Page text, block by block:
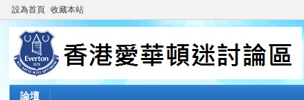
設為首頁 收藏本站
論壇